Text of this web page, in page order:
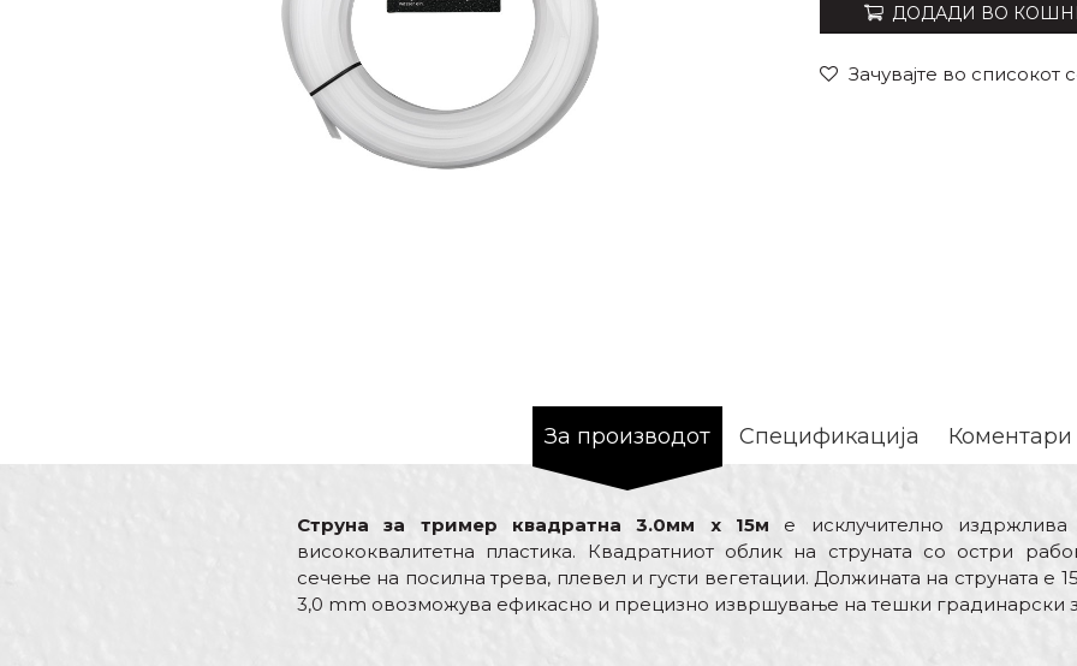
ДОДАДИ ВО
Зачувајте во списокот
За производот Спецификација Коментари
Струна за тример квадратна 3.0мм x 15м е исклучително
висококвалитетна пластика. Квадратниот облик на струната со остри
сечење на посилна трева, плевел и густи вегетации. Должината на струната е
3,0 mm овозможува ефикасно и прецизно извршување на тешки градинарски